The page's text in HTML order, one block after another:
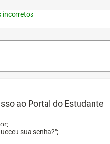
incorretos
ao Portal do Estudante
sua senha?";